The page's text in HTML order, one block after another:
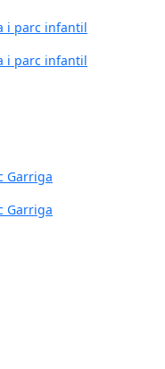
i parc infantil
Garriga